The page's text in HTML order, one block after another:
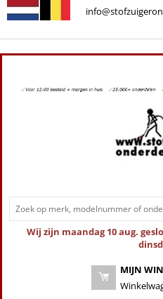
Wij zijn maandag 10 aug.
MIJN